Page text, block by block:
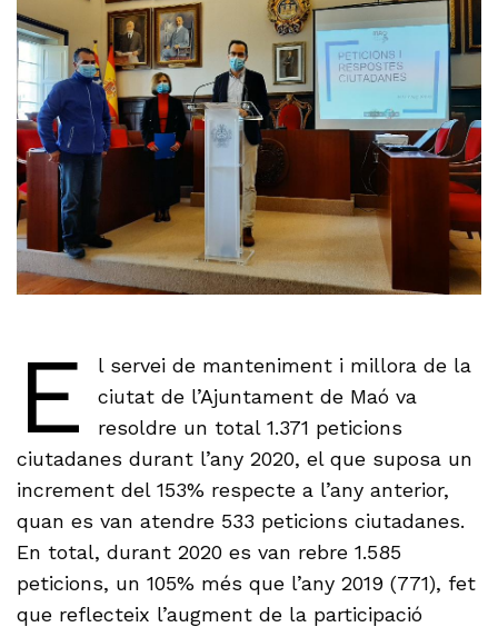
E
l servei de manteniment i millora de la
ciutat de l’Ajuntament de Maó va
resoldre un total 1.371 peticions
ciutadanes durant l’any 2020, el que suposa un
increment del 153% respecte a l’any anterior,
quan es van atendre 533 peticions ciutadanes.
En total, durant 2020 es van rebre 1.585
peticions, un 105% més que l’any 2019 (771), fet
que reflecteix l’augment de la participació